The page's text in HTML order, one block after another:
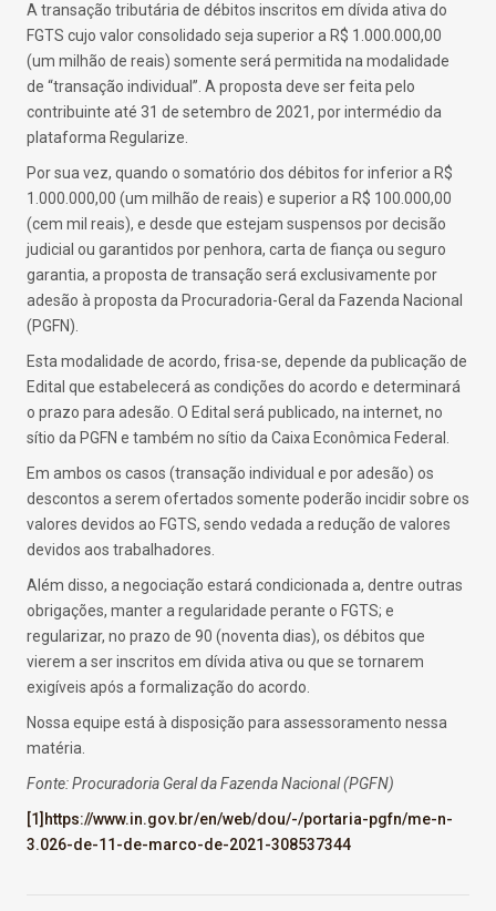
A transação tributária de débitos inscritos em dívida ativa do
FGTS cujo valor consolidado seja superior a R$ 1.000.000,00
(um milhão de reais) somente será permitida na modalidade
de “transação individual”. A proposta deve ser feita pelo
contribuinte até 31 de setembro de 2021, por intermédio da
plataforma Regularize.
Por sua vez, quando o somatório dos débitos for inferior a R$
1.000.000,00 (um milhão de reais) e superior a R$ 100.000,00
(cem mil reais), e desde que estejam suspensos por decisão
judicial ou garantidos por penhora, carta de fiança ou seguro
garantia, a proposta de transação será exclusivamente por
adesão à proposta da Procuradoria-Geral da Fazenda Nacional
(PGFN).
Esta modalidade de acordo, frisa-se, depende da publicação de
Edital que estabelecerá as condições do acordo e determinará
o prazo para adesão. O Edital será publicado, na internet, no
sítio da PGFN e também no sítio da Caixa Econômica Federal.
Em ambos os casos (transação individual e por adesão) os
descontos a serem ofertados somente poderão incidir sobre os
valores devidos ao FGTS, sendo vedada a redução de valores
devidos aos trabalhadores.
Além disso, a negociação estará condicionada a, dentre outras
obrigações, manter a regularidade perante o FGTS; e
regularizar, no prazo de 90 (noventa dias), os débitos que
vierem a ser inscritos em dívida ativa ou que se tornarem
exigíveis após a formalização do acordo.
Nossa equipe está à disposição para assessoramento nessa
matéria.
Fonte: Procuradoria Geral da Fazenda Nacional (PGFN)
[1] https://www.in.gov.br/en/web/dou/-/portaria-pgfn/me-n-
3.026-de-11-de-marco-de-2021-308537344